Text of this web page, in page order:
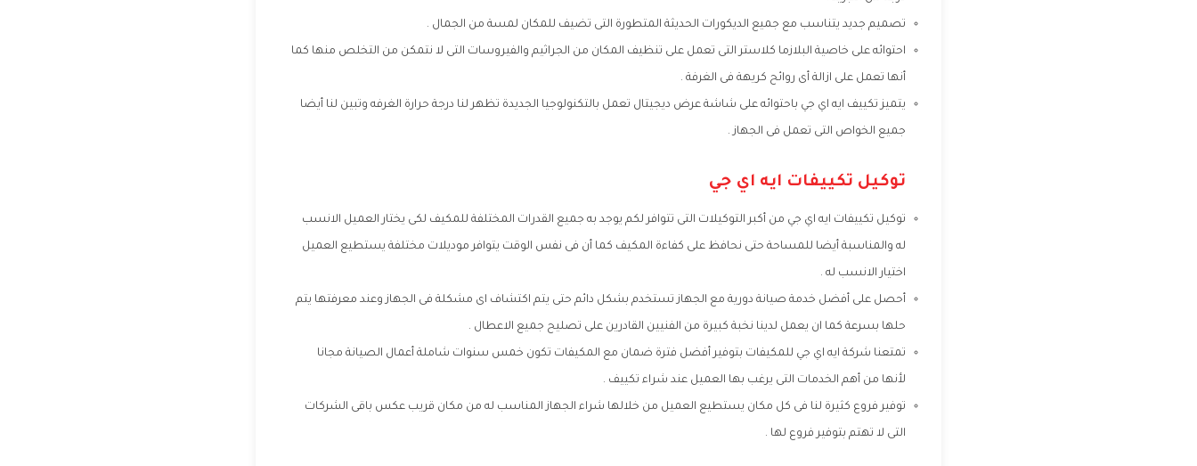
تصميم جديد يتناسب مع جميع الديكورات الحديثة المتطورة التى تضيف للمكان لمسة من الجمال .
احتوائه على خاصية البلازما كلاستر التى تعمل على تنظيف المكان من الجراثيم والفيروسات التى لا نتمكن من التخلص منها كما
أنها تعمل على ازالة أى روائح كريهة فى الغرفة .
يتميز تكييف ايه اي جي باحتوائه على شاشة عرض ديجيتال تعمل بالتكنولوجيا الجديدة تظهر لنا درجة حرارة الغرفه وتبين لنا أيضا
جميع الخواص التى تعمل فى الجهاز .
توكيل تكييفات ايه اي جي
توكيل تكييفات ايه اي جي من أكبر التوكيلات التى تتوافر لكم يوجد به جميع القدرات المختلفة للمكيف لكى يختار العميل الانسب
له والمناسبة أيضا للمساحة حتى نحافظ على كفاءة المكيف كما أن فى نفس الوقت يتوافر موديلات مختلفة يستطيع العميل
اختيار الانسب له .
أحصل على أفضل خدمة صيانة دورية مع الجهاز تستخدم بشكل دائم حتى يتم اكتشاف اى مشكلة فى الجهاز وعند معرفتها يتم
حلها بسرعة كما ان يعمل لدينا نخبة كبيرة من الفنيين القادرين على تصليح جميع الاعطال .
تمتعنا شركة ايه اي جي للمكيفات بتوفير أفضل فترة ضمان مع المكيفات تكون خمس سنوات شاملة أعمال الصيانة مجانا
لأنها من أهم الخدمات التى يرغب بها العميل عند شراء تكييف .
توفير فروع كثيرة لنا فى كل مكان يستطيع العميل من خلالها شراء الجهاز المناسب له من مكان قريب عكس باقى الشركات
التى لا تهتم بتوفير فروع لها .